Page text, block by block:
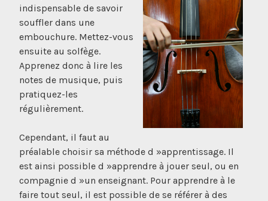
indispensable de savoir
souffler dans une
embouchure. Mettez-vous
ensuite au solfège.
Apprenez donc à lire les
notes de musique, puis
pratiquez-les
régulièrement.
Cependant, il faut au
préalable choisir sa méthode d »apprentissage. Il
est ainsi possible d »apprendre à jouer seul, ou en
compagnie d »un enseignant. Pour apprendre à le
faire tout seul, il est possible de se référer à des